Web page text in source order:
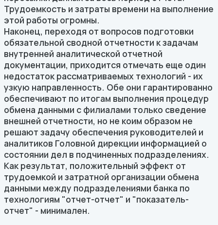
Трудоемкость и затраты времени на выполнение
этой работы огромны.
Наконец, переходя от вопросов подготовки
обязательной сводной отчетности к задачам
внутренней аналитической отчетной
документации, приходится отмечать еще один
недостаток рассматриваемых технологий - их
узкую направленность. Обе они гарантированно
обеспечивают по итогам выполнения процедур
обмена данными с филиалами только сведение
внешней отчетности, но не коим образом не
решают задачу обеспечения руководителей и
аналитиков Головной дирекции информацией о
состоянии дел в подчиненных подразделениях.
Как результат, положительный эффект от
трудоемкой и затратной организации обмена
данными между подразделениями банка по
технологиям "отчет-отчет" и "показатель-
отчет" - минимален.